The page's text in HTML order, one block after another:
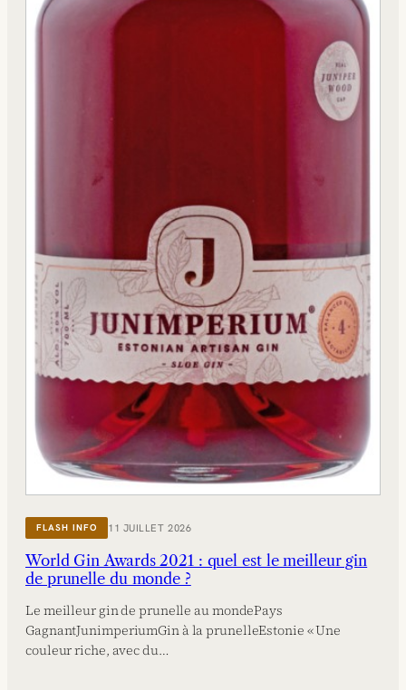
FLASH INFO 11 JUILLET 2026
World Gin Awards 2021 : quel est le meilleur gin
de prunelle du monde ?
Le meilleur gin de prunelle au mondePays
GagnantJunimperiumGin à la prunelleEstonie « Une
couleur riche, avec du…